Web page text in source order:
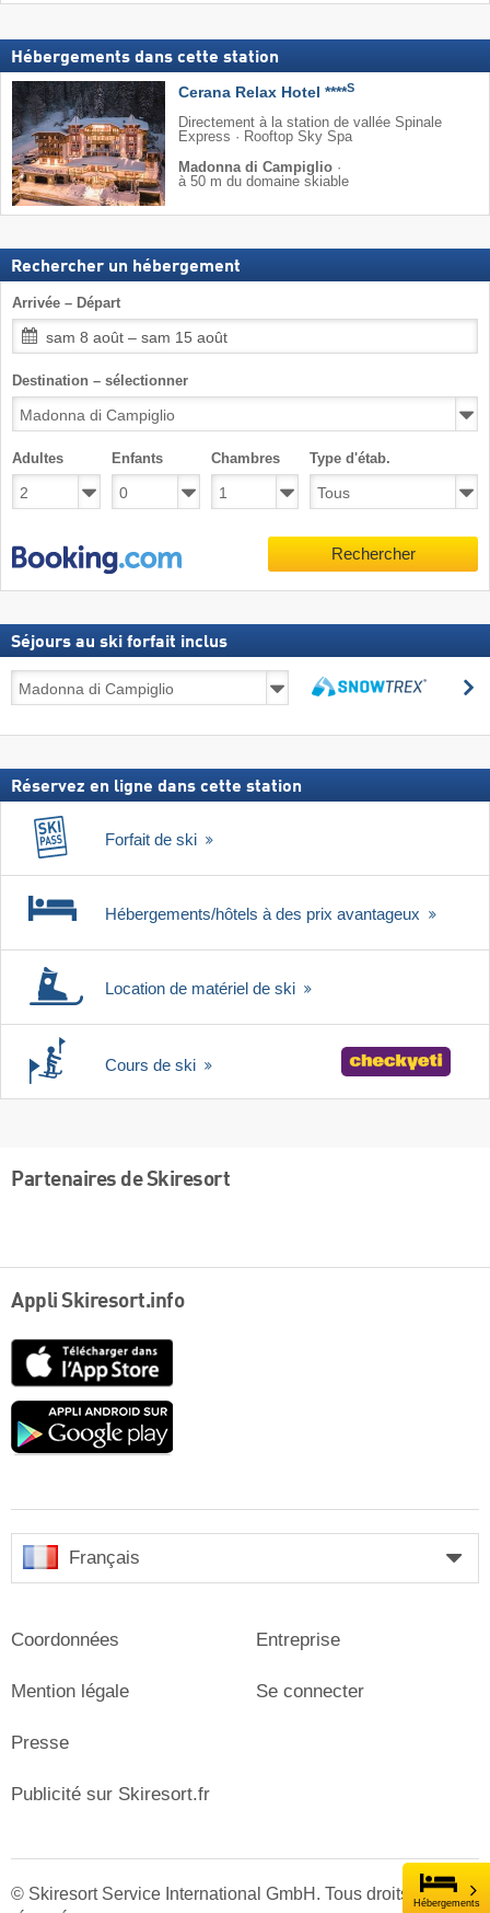
Hébergements
Hébergements dans cette station
Cerana Relax Hotel ****S
Directement à la station de vallée Spinale
Express · Rooftop Sky Spa
Madonna di Campiglio ·
à 50 m du domaine skiable
Rechercher un hébergement
Arrivée – Départ
sam 8 août – sam 15 août
Destination – sélectionner
Adultes Enfants Chambres Type d'étab.
Rechercher
Séjours au ski forfait inclus
Séjours
au
forfait
Réservez en ligne dans cette station
Forfait de ski
Hébergements/hôtels à des prix avantageux
Location de matériel de ski
Cours de ski
Partenaires de Skiresort
Appli Skiresort.info
Français
Coordonnées
Mention légale
Presse
Entreprise
Se connecter
Publicité sur Skiresort.fr
© Skiresort Service International GmbH. Tous droits